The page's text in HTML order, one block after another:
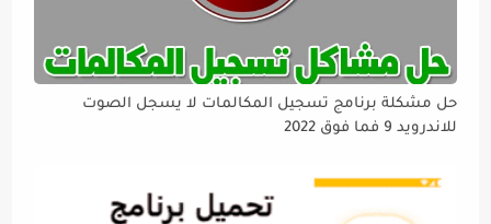
حل مشكلة برنامج تسجيل المكالمات لا يسجل الصوت
للاندرويد 9 فما فوق 2022